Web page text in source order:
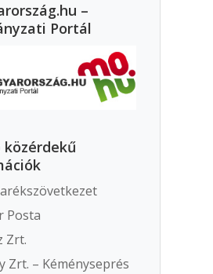
–
Portál
közérdekű
Posta
Zrt.
Zrt. – Kéményseprés